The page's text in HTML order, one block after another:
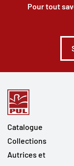
Pour tout
Catalogue
Collections
Autrices et